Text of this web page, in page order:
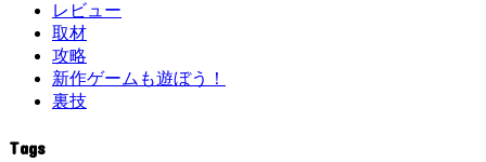
レビュー
取材
攻略
新作ゲームも遊ぼう！
裏技
Tags